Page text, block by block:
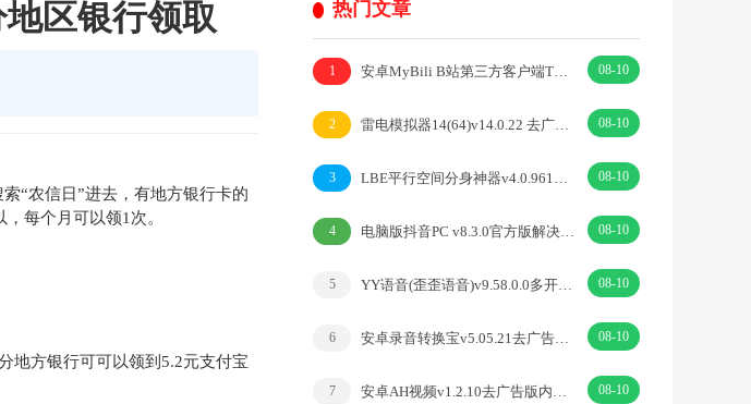
区银行领取
“农信日”进去，有地方银行卡的
每个月可以领1次。
地方银行可可以领到5.2元支付宝
热门文章
1 安卓MyBili B站第三方客户端TV版v1.6.9 08-10
2 雷电模拟器14(64)v14.0.22 去广告绿色纯净版 08-10
3 LBE平行空间分身神器v4.0.9612解锁vip专业版 08-10
4 电脑版抖音PC v8.3.0官方版解决网页切换烦恼 08-10
5 YY语音(歪歪语音)v9.58.0.0多开去广告绿色版 08-10
6 安卓录音转换宝v5.05.21去广告开心版 08-10
7 安卓AH视频v1.2.10去广告版内置丰富优质源 08-10